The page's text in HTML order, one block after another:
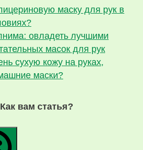
маску для рук в
овладеть лучшими
масок для рук
сухую кожу на руках,
маски?
Как вам статья?